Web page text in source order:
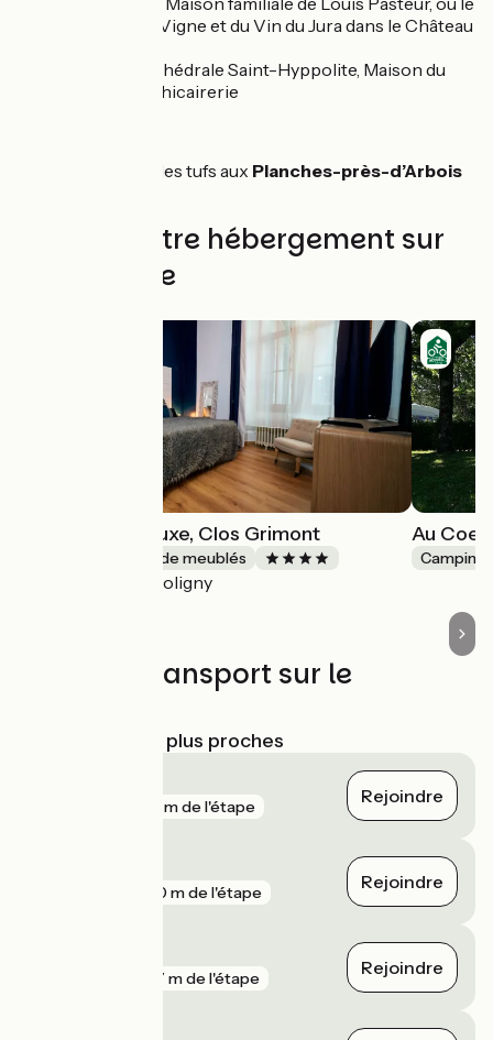
musée de la Vigne et du Vin du Jura dans le Château
: cathédrale Saint-Hyppolite, Maison du
Comté, apothicairerie
La cascade des tufs aux Planches-près-d’Arbois
Trouvez votre hébergement sur
cette étape
Appartement Luxe, Clos Grimont
Gîtes et locations de meublés
Poligny
Au
Trains et transport sur le
Gares SNCF les plus proches
142 m de l'étape Rejoindre
200 m de l'étape Rejoindre
277 m de l'étape Rejoindre